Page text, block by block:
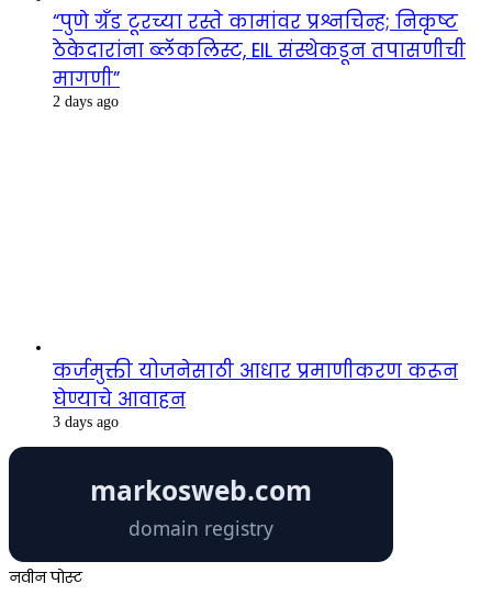
“पुणे ग्रँड टूरच्या रस्ते कामांवर प्रश्नचिन्ह; निकृष्ट
ठेकेदारांना ब्लॅकलिस्ट, EIL संस्थेकडून तपासणीची
मागणी”
2 days ago
कर्जमुक्ती योजनेसाठी आधार प्रमाणीकरण करून
घेण्याचे आवाहन
3 days ago
नवीन पोस्ट